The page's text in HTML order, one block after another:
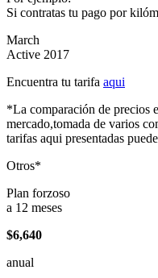
Si contratas tu pago por
March
Active 2017
Encuentra tu tarifa aqui
*La comparación de precios
mercado,tomada de varios
tarifas aqui presentadas
Otros*
Plan forzoso
a 12 meses
$6,640
anual